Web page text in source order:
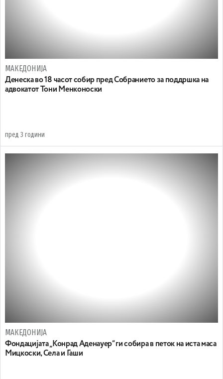
МАКЕДОНИЈА
Денеска во 18 часот собир пред Собранието за поддршка на
адвокатот Тони Менконоски
пред 3 години
МАКЕДОНИЈА
Фондацијата „Конрад Аденауер“ ги собира в петок на иста маса
Мицкоски, Села и Гаши